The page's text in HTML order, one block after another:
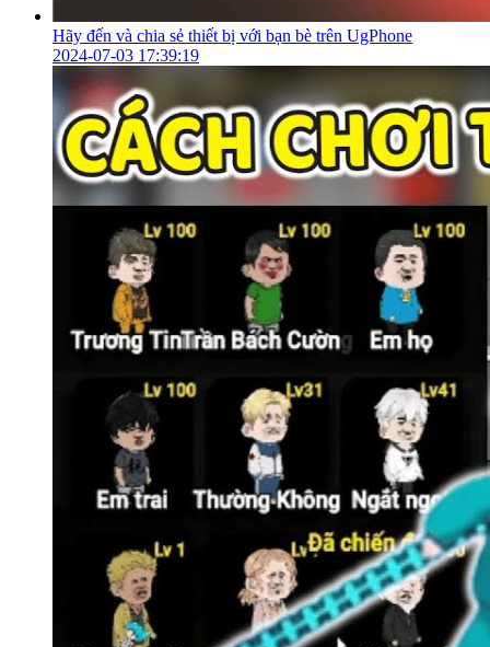
Hãy đến và chia sẻ thiết bị với bạn bè trên UgPhone
2024-07-03 17:39:19